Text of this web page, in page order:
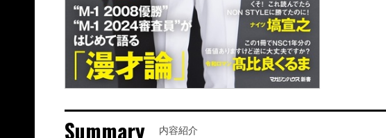
Summary 内容紹介